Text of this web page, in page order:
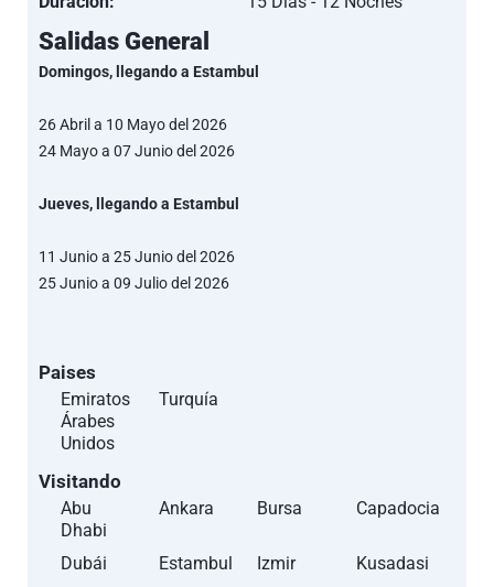
Salidas General
Domingos, llegando a Estambul
26 Abril a 10 Mayo del 2026
24 Mayo a 07 Junio del 2026
Jueves, llegando a Estambul
11 Junio a 25 Junio del 2026
25 Junio a 09 Julio del 2026
Paises
Emiratos
Árabes
Unidos
Turquía
Visitando
Abu
Dhabi
Ankara Bursa Capadocia
Dubái Estambul Izmir
Kusadasi